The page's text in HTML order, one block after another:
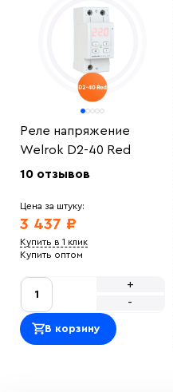
Оставить отзыв
файл
Реле напряжение
Welrok D2-40 Red
10 отзывов
Цена за штуку:
3 437 ₽
Купить в 1 клик
Купить оптом
-
+
В корзину